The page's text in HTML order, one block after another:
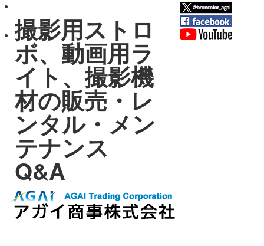
撮影用ストロ
ボ、動画用ラ
イト、撮影機
材の販売・レ
ンタル・メン
テナンス
Q&A